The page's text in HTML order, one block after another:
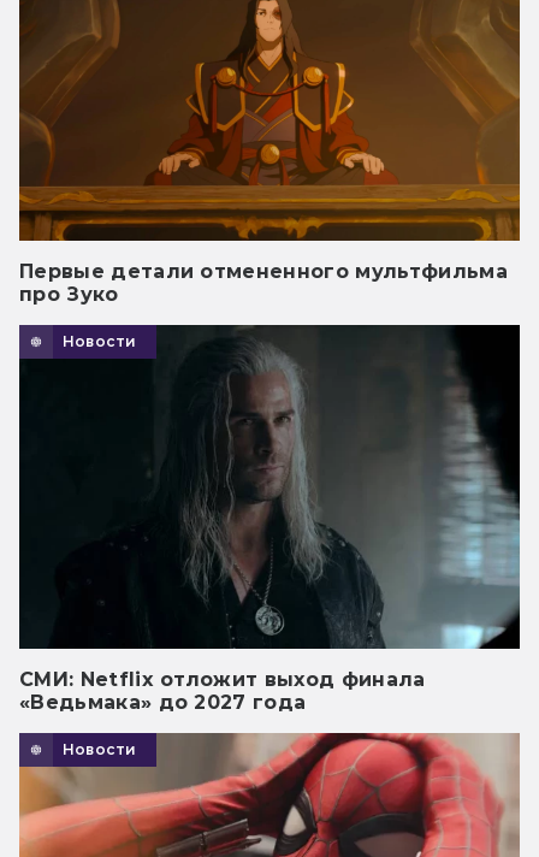
Первые детали отмененного мультфильма
про Зуко
Новости
СМИ: Netflix отложит выход финала
«Ведьмака» до 2027 года
Новости